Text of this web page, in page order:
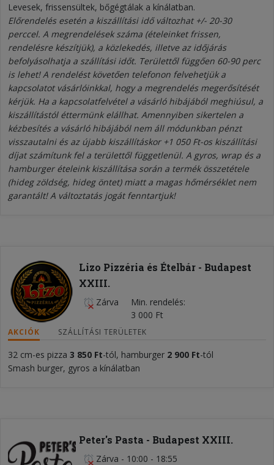
Levesek, frissensültek, bőgégtálak a kínálatban.
Előrendelés esetén a kiszállítási idő változhat +/- 20-30
perccel. A megrendelések száma (ételeinket frissen,
rendelésre készítjük), a közlekedés, illetve az időjárás
befolyásolhatja a szállítási időt. Területtől függően 60-90 perc
is lehet! A rendelést követően telefonon felvehetjük a
kapcsolatot vásárlóinkkal, hogy a megrendelés megerősítését
kérjük. Ha a kapcsolatfelvétel a vásárló hibájából meghiúsul, a
kiszállítástól éttermünk elállhat. Amennyiben sikertelen a
kézbesítés a vásárló hibájából nem áll módunkban pénzt
visszautalni és az újabb kiszállításkor +1 050 Ft-os kiszállítási
díjat számítunk fel a területtől függetlenül. A gyros, wrap és a
hamburger ételeink kiszállítása során a termék összetétele
(hideg zöldség, hideg öntet) miatt a magas hőmérséklet nem
garantált! A változtatás jogát fenntartjuk!
Lizo Pizzéria és Ételbár - Budapest
XXIII.
Zárva
Min. rendelés
3 000 Ft
AKCIÓK SZÁLLÍTÁSI TERÜLETEK
32 cm-es pizza 3 850 Ft-tól, hamburger 2 900 Ft-tól
Smash burger, gyros a kínálatban
Peter's Pasta - Budapest XXIII.
Zárva - 10:00 - 18:55